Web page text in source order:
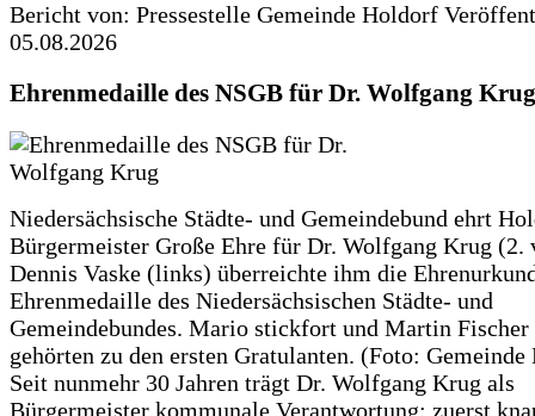
Bericht von: Pressestelle Gemeinde Holdorf
05.08.2026
Ehrenmedaille des NSGB für Dr. Wolfgang Krug
Niedersächsische Städte- und Gemeindebund ehrt
Bürgermeister Große Ehre für Dr. Wolfgang Krug (2.
Dennis Vaske (links) überreichte ihm die
Ehrenmedaille des Niedersächsischen Städte- und
Gemeindebundes. Mario stickfort und Martin Fischer
gehörten zu den ersten Gratulanten. (Foto:
Seit nunmehr 30 Jahren trägt Dr. Wolfgang Krug als
Bürgermeister kommunale Verantwortung; zuerst